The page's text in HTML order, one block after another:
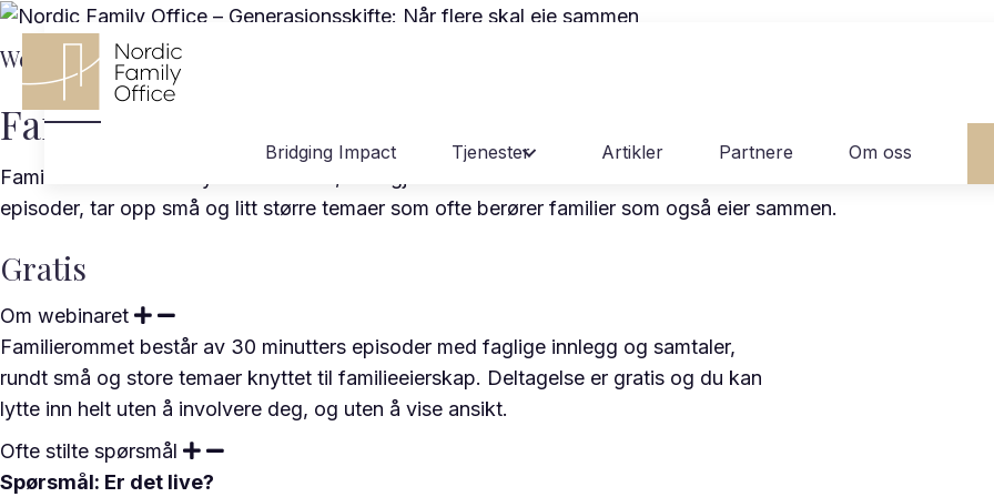
Bridging Impact Tjenester Artikler Partnere Om oss
Webinar
Familierommet episode 2 ( Kurs Avlyst )
Familierommet er en ny webinarserie, som gjennom korte
episoder, tar opp små og litt større temaer som ofte berører familier som også eier sammen.
Gratis
Om webinaret
Familierommet består av 30 minutters episoder med faglige innlegg og samtaler,
rundt små og store temaer knyttet til familieeierskap. Deltagelse er gratis og du kan
lytte inn helt uten å involvere deg, og uten å vise ansikt.
Ofte stilte spørsmål
Spørsmål: Er det live?